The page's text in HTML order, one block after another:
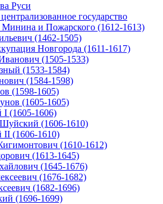
Руси
государство
Минина и Пожарского (1612-1613)
(1462-1505)
Новгорода (1611-1617)
(1505-1533)
(1533-1584)
(1584-1598)
(1598-1605)
(1605-1605)
(1605-1606)
(1606-1610)
(1606-1610)
(1610-1612)
(1613-1645)
(1645-1676)
(1676-1682)
(1682-1696)
(1696-1699)